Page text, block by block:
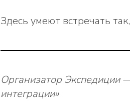
Здесь умеют встречать
Организатор
интеграции»